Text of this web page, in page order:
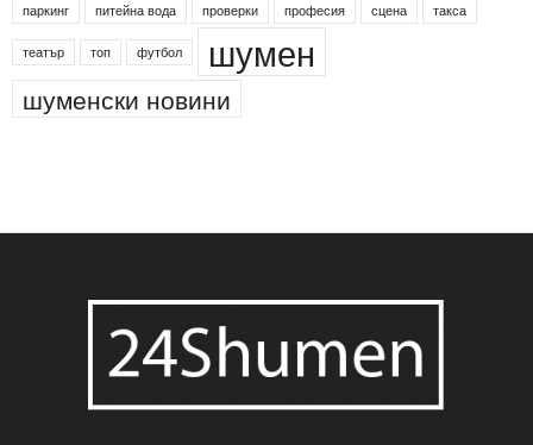
паркинг питейна вода проверки професия сцена такса
театър топ футбол шумен
шуменски новини